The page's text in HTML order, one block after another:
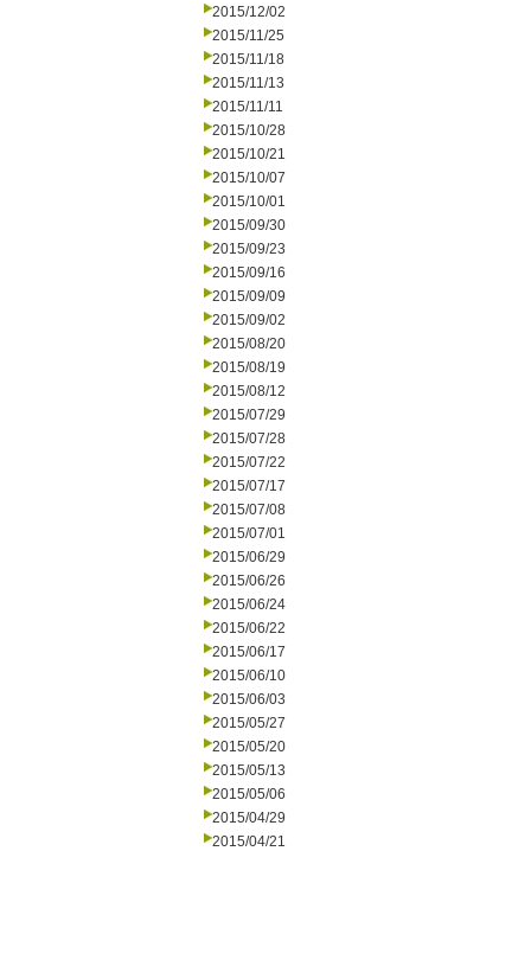
2015/12/02
2015/11/25
2015/11/18
2015/11/13
2015/11/11
2015/10/28
2015/10/21
2015/10/07
2015/10/01
2015/09/30
2015/09/23
2015/09/16
2015/09/09
2015/09/02
2015/08/20
2015/08/19
2015/08/12
2015/07/29
2015/07/28
2015/07/22
2015/07/17
2015/07/08
2015/07/01
2015/06/29
2015/06/26
2015/06/24
2015/06/22
2015/06/17
2015/06/10
2015/06/03
2015/05/27
2015/05/20
2015/05/13
2015/05/06
2015/04/29
2015/04/21